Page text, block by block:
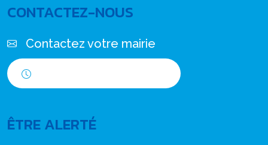
CONTACTEZ-NOUS
Contactez votre mairie
ÊTRE ALERTÉ